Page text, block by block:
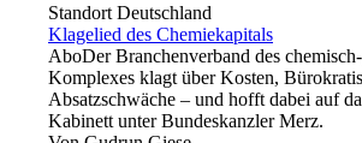
Standort Deutschland
Klagelied des Chemiekapitals
AboDer Branchenverband des
Komplexes klagt über Kosten,
Absatzschwäche – und hofft dabei auf
Kabinett unter Bundeskanzler Merz.